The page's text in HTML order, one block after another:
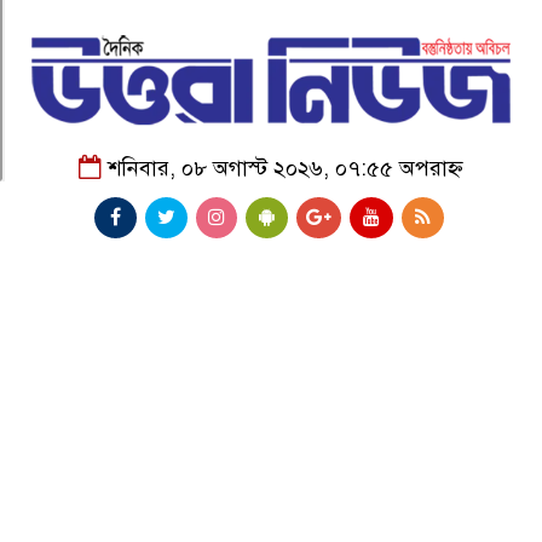
শনিবার, ০৮ অগাস্ট ২০২৬, ০৭:৫৫ অপরাহ্ন